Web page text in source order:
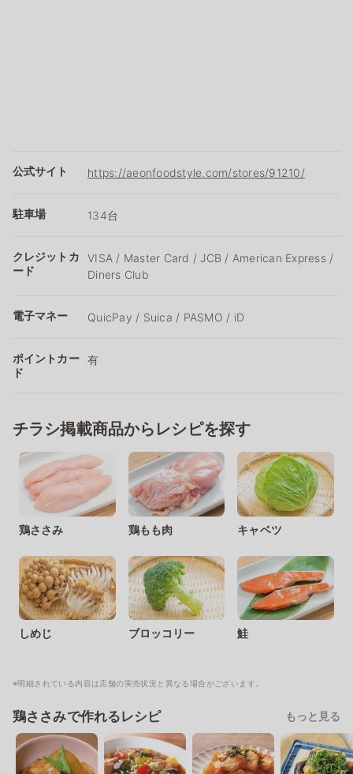
公式サイト https://aeonfoodstyle.com/stores/91210/
駐車場 134台
クレジットカ
ード
VISA / Master Card / JCB / American Express /
Diners Club
電子マネー QuicPay / Suica / PASMO / iD
ポイントカー
ド
有
チラシ掲載商品からレシピを探す
鶏ささみ 鶏もも肉 キャベツ
しめじ ブロッコリー 鮭
※明細されている内容は店舗の実売状況と異なる場合がございます。
鶏ささみで作れるレシピ もっと見る